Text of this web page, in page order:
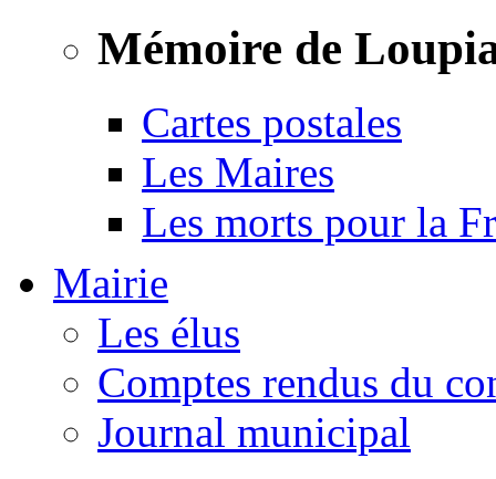
Mémoire de
Cartes postales
Les Maires
Les morts pour la
Mairie
Les élus
Comptes rendus du
Journal municipal